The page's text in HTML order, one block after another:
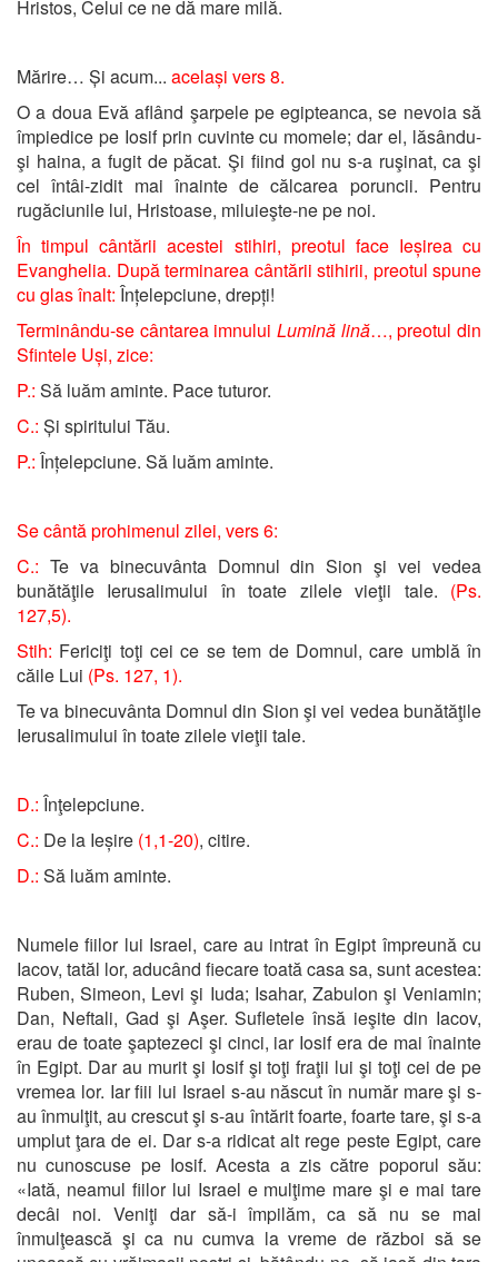
Hristos, Celui ce ne dă mare milă.
Mărire… Și acum... același vers 8.
O a doua Evă aflând şarpele pe egipteanca, se nevoia să
împiedice pe Iosif prin cuvinte cu momele; dar el, lăsându-
şi haina, a fugit de păcat. Şi fiind gol nu s-a ruşinat, ca şi
cel întâi-zidit mai înainte de călcarea poruncii. Pentru
rugăciunile lui, Hristoase, miluieşte-ne pe noi.
În timpul cântării acestei stihiri, preotul face Ieșirea cu
Evanghelia. După terminarea cântării stihirii, preotul spune
cu glas înalt: Înțelepciune, drepți!
Terminându-se cântarea imnului Lumină lină…, preotul din
Sfintele Uși, zice:
P.: Să luăm aminte. Pace tuturor.
C.: Și spiritului Tău.
P.: Înțelepciune. Să luăm aminte.
Se cântă prohimenul zilei, vers 6:
C.: Te va binecuvânta Domnul din Sion şi vei vedea
bunătăţile Ierusalimului în toate zilele vieţii tale. (Ps.
127,5).
Stih: Fericiţi toţi cei ce se tem de Domnul, care umblă în
căile Lui (Ps. 127, 1).
Te va binecuvânta Domnul din Sion şi vei vedea bunătăţile
Ierusalimului în toate zilele vieţii tale.
D.: Înţelepciune.
C.: De la Ieșire (1,1-20), citire.
D.: Să luăm aminte.
Numele fiilor lui Israel, care au intrat în Egipt împreună cu
Iacov, tatăl lor, aducând fiecare toată casa sa, sunt acestea:
Ruben, Simeon, Levi şi Iuda; Isahar, Zabulon şi Veniamin;
Dan, Neftali, Gad şi Aşer. Sufletele însă ieşite din Iacov,
erau de toate şaptezeci şi cinci, iar Iosif era de mai înainte
în Egipt. Dar au murit şi Iosif şi toţi fraţii lui şi toţi cei de pe
vremea lor. Iar fiii lui Israel s-au născut în număr mare şi s-
au înmulţit, au crescut şi s-au întărit foarte, foarte tare, şi s-a
umplut ţara de ei. Dar s-a ridicat alt rege peste Egipt, care
nu cunoscuse pe Iosif. Acesta a zis către poporul său:
«Iată, neamul fiilor lui Israel e mulţime mare şi e mai tare
decâi noi. Veniţi dar să-i împilăm, ca să nu se mai
înmulţească şi ca nu cumva la vreme de război să se